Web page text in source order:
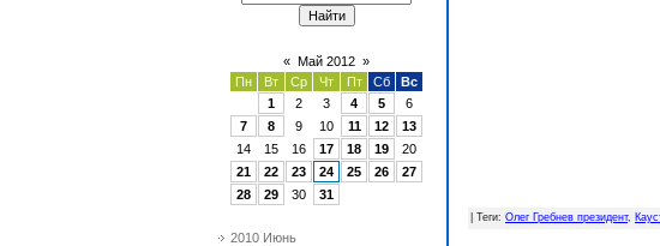
« Май 2012 »
Пн
Вт Ср Чт Пт Сб
Вс
1
2 3 4 5
6
7
8 9 10 11 12
13
14
15 16 17 18 19
20
21
22 23 24 25 26
27
28
29 30 31
2010 Июнь
Теги: Олег Гребнев президент,